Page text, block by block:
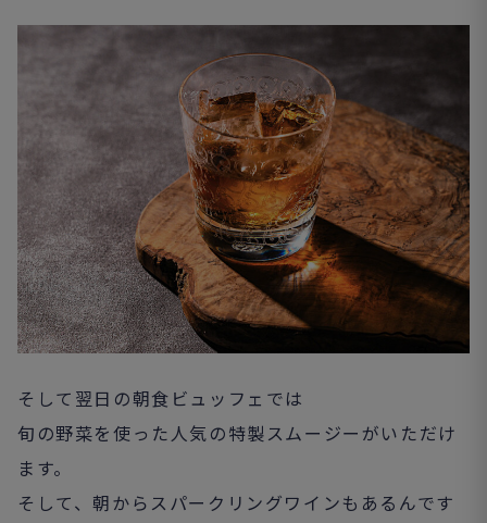
そして翌日の朝食ビュッフェでは
旬の野菜を使った人気の特製スムージーがいただけ
ます。
そして、朝からスパークリングワインもあるんです